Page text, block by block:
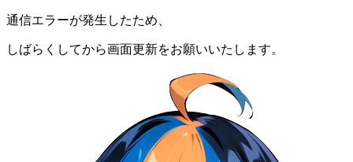
通信エラーが発生したため、
しばらくしてから画面更新をお願いいたします。